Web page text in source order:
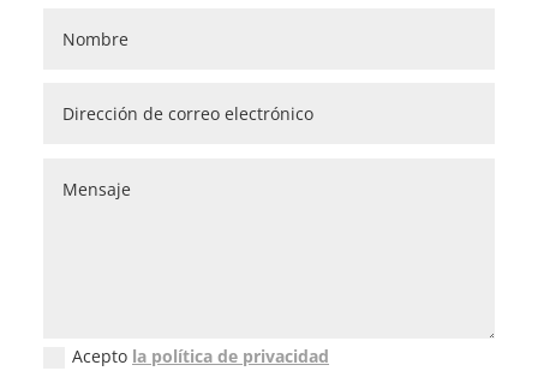
Política de privacidad (GDPR)
Acepto la política de privacidad